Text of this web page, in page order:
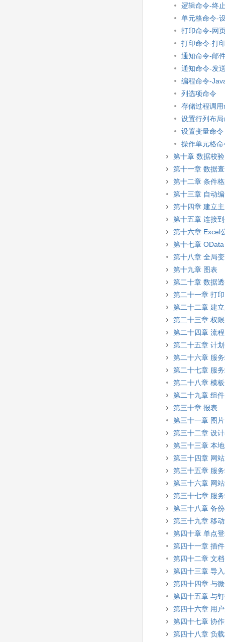
逻辑命令-终
单元格命令-
打印命令-网
打印命令-打
通知命令-邮
通知命令-发
编程命令-
列选项命令
存储过程调用
设置行列布局
设置变量命令
操作单元格命
第十章 数据校验
第十一章 数据
第十二章 条件
第十三章 自动
第十四章 建立
第十五章 连接
第十六章 Excel
第十七章 OData
第十八章 全局
第十九章 图表
第二十章 数据
第二十一章 打印
第二十二章 建
第二十三章 权
第二十四章 流程
第二十五章 计
第二十六章 服
第二十七章 服
第二十八章 模
第二十九章 组件
第三十章 报表
第三十一章 图
第三十二章 设
第三十三章 本
第三十四章 网
第三十五章 服
第三十六章 网
第三十七章 服
第三十八章 备
第三十九章 移
第四十章 单点
第四十一章 插件
第四十二章 文
第四十三章 导
第四十四章 与
第四十五章 与
第四十六章 用
第四十七章 协
第四十八章 负